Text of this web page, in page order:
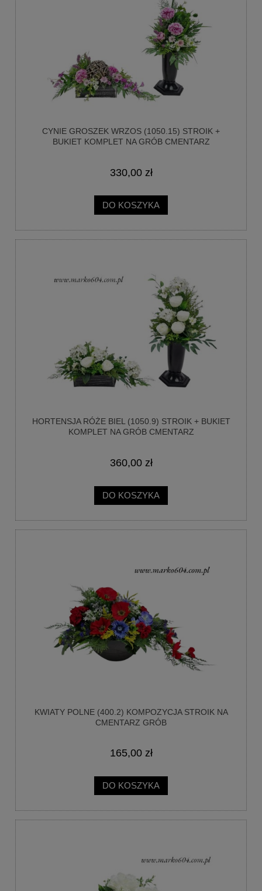
CYNIE GROSZEK WRZOS (1050.15) STROIK +
BUKIET KOMPLET NA GRÓB CMENTARZ
330,00 zł
DO KOSZYKA
HORTENSJA RÓŻE BIEL (1050.9) STROIK + BUKIET
KOMPLET NA GRÓB CMENTARZ
360,00 zł
DO KOSZYKA
KWIATY POLNE (400.2) KOMPOZYCJA STROIK NA
CMENTARZ GRÓB
165,00 zł
DO KOSZYKA